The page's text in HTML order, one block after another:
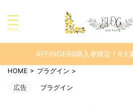
AFFINGER6購入者限定！8大
HOME > プラグイン >
広告 プラグイン